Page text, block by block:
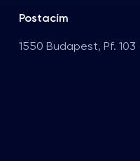
Postacím
1550 Budapest, Pf. 103